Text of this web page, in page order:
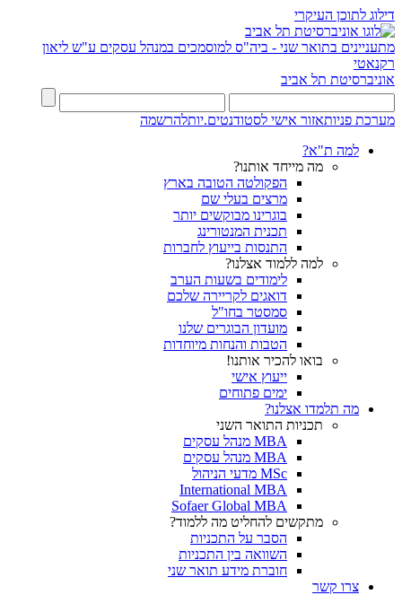
דילוג לתוכן העיקרי
מתעניינים בתואר שני - ביה"ס למוסמכים במנהל עסקים ע"ש ליאון
רקנאטי
אוניברסיטת תל אביב
מערכת פניותאזור אישי לסטודנטים.יותלהרשמה
למה ת"א?
מה מייחד אותנו?
הפקולטה הטובה בארץ
מרצים בעלי שם
בוגרינו מבוקשים יותר
תכנית המנטורינג
התנסות בייעוץ לחברות
למה ללמוד אצלנו?
לימודים בשעות הערב
דואגים לקריירה שלכם
סמסטר בחו"ל
מועדון הבוגרים שלנו
הטבות והנחות מיוחדות
בואו להכיר אותנו!
ייעוץ אישי
ימים פתוחים
מה תלמדו אצלנו?
תכניות התואר השני
MBA מנהל עסקים
MBA מנהל עסקים
MSc מדעי הניהול
International MBA
Sofaer Global MBA
מתקשים להחליט מה ללמוד?
הסבר על התכניות
השוואה בין התכניות
חוברת מידע תואר שני
צרו קשר